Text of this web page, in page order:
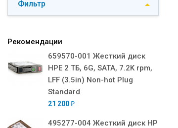
Фильтр
Рекомендации
659570-001 Жесткий диск
HPE 2 ТБ, 6G, SATA, 7.2K rpm,
LFF (3.5in) Non-hot Plug
Standard
21 200 ₽
495277-004 Жесткий диск HP